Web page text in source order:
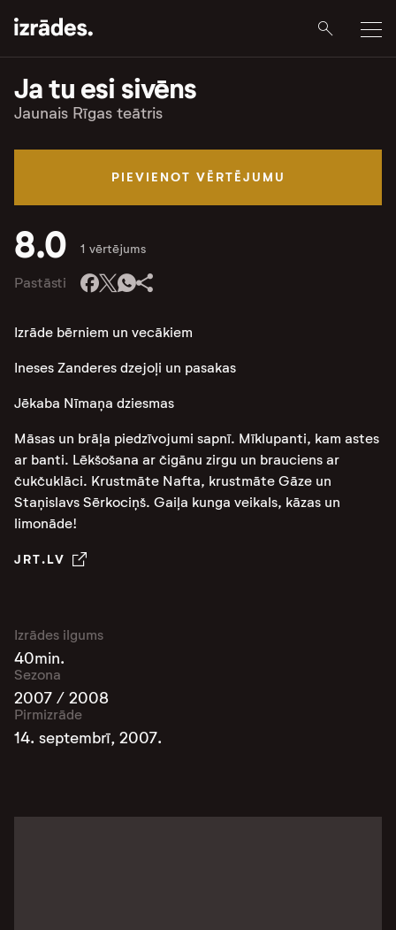
Ja tu esi sivēns
Jaunais Rīgas teātris
PIEVIENOT VĒRTĒJUMU
8.0 1 vērtējums
Pastāsti
Izrāde bērniem un vecākiem
Ineses Zanderes dzejoļi un pasakas
Jēkaba Nīmaņa dziesmas
Māsas un brāļa piedzīvojumi sapnī. Mīklupanti, kam astes
ar banti. Lēkšošana ar čigānu zirgu un brauciens ar
čukčuklāci. Krustmāte Nafta, krustmāte Gāze un
Staņislavs Sērkociņš. Gaiļa kunga veikals, kāzas un
limonāde!
JRT.LV
Izrādes ilgums
40min.
Sezona
2007 / 2008
Pirmizrāde
14. septembrī, 2007.